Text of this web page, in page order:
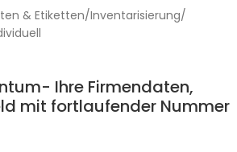
& Etiketten/Inventarisierung/
Ihre Firmendaten,
mit fortlaufender Nummer